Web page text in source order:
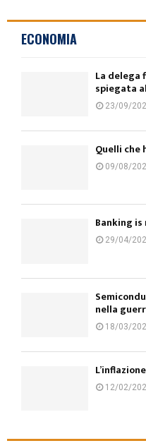
ECONOMIA
La delega
spiegata
23/09/
Quelli
09/08/
Banking
29/04/
nella
18/03/
12/02/